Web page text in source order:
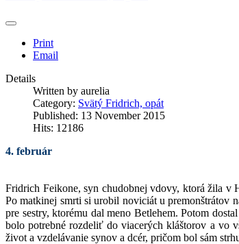
Print
Email
Details
Written by aurelia
Category: Svätý Fridrich, opát
Published: 13 November 2015
Hits: 12186
4. február
Fridrich Feikone, syn chudobnej vdovy, ktorá žila v
Po matkinej smrti si urobil noviciát u premonštrátov
pre sestry, ktorému dal meno Betlehem. Potom
bolo potrebné rozdeliť do viacerých kláštorov a vo
život a vzdelávanie synov a dcér, pričom bol sám